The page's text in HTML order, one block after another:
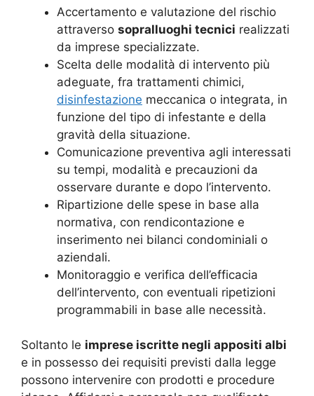
Accertamento e valutazione del rischio
attraverso sopralluoghi tecnici realizzati
da imprese specializzate.
Scelta delle modalità di intervento più
adeguate, fra trattamenti chimici,
disinfestazione meccanica o integrata, in
funzione del tipo di infestante e della
gravità della situazione.
Comunicazione preventiva agli interessati
su tempi, modalità e precauzioni da
osservare durante e dopo l’intervento.
Ripartizione delle spese in base alla
normativa, con rendicontazione e
inserimento nei bilanci condominiali o
aziendali.
Monitoraggio e verifica dell’efficacia
dell’intervento, con eventuali ripetizioni
programmabili in base alle necessità.
Soltanto le imprese iscritte negli appositi albi
e in possesso dei requisiti previsti dalla legge
possono intervenire con prodotti e procedure